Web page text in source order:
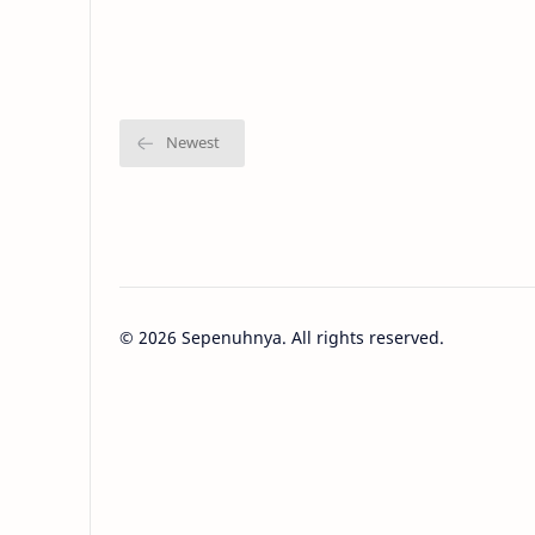
© 2026 Sepenuhnya. All rights reserved.